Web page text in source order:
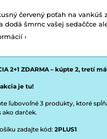
červený poťah na vankúš
dodá šmrnc vašej sedaččce
›
2+1 ZDARMA – kúpte 2, tretí
je tu!
ľubovoľné 3 produkty, ktoré
ako darček.
zadajte kód: 2PLUS1